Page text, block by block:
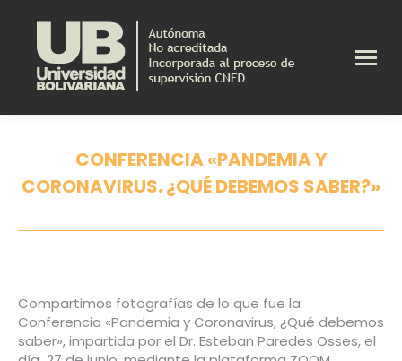
CONFERENCIA «PANDEMIA Y
CORONAVIRUS. ¿QUÉ DEBEMOS SABER?»
Compartimos fotografías de lo que fue la
Conferencia «Pandemia y Coronavirus, ¿Qué debemos
saber», impartida por el Dr. Esteban Paredes Osses, el